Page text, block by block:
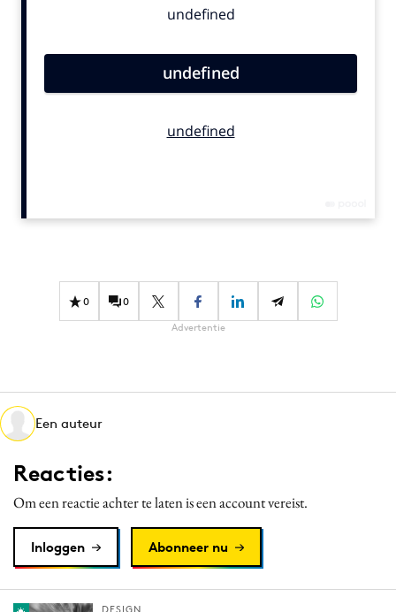
Contentmarketing
Effectiviteit
Gedragsverandering
Martech
Media
Merkstrategie
PR
Programmatic
Reputatie & crisis
0 0
Advertentie
Een auteur
Reacties:
Om een reactie achter te laten is een account vereist.
Inloggen Abonneer nu
DESIGN